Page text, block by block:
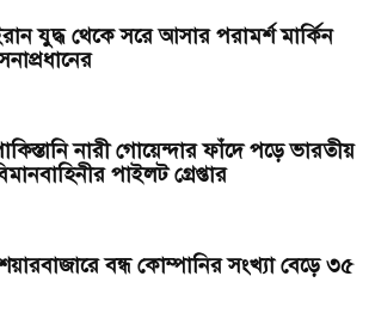
যুদ্ধ থেকে সরে আসার পরামর্শ মার্কিন
নারী গোয়েন্দার ফাঁদে পড়ে ভারতীয়
পাইলট গ্রেপ্তার
বন্ধ কোম্পানির সংখ্যা বেড়ে ৩৫